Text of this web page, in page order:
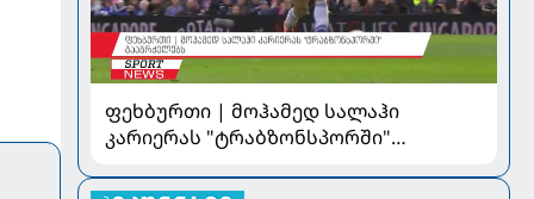
ფეხბურთი | მოჰამედ სალაჰი
კარიერას "ტრაბზონსპორში"